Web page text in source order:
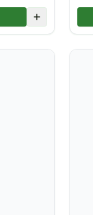
Lägg till i